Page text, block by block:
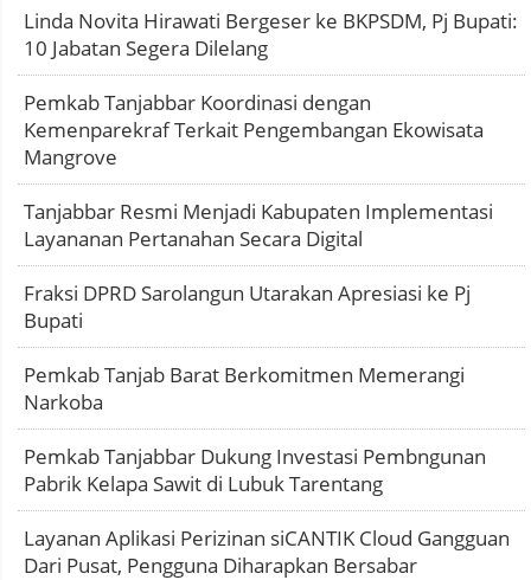
Linda Novita Hirawati Bergeser ke BKPSDM, Pj Bupati:
10 Jabatan Segera Dilelang
Pemkab Tanjabbar Koordinasi dengan
Kemenparekraf Terkait Pengembangan Ekowisata
Mangrove
Tanjabbar Resmi Menjadi Kabupaten Implementasi
Layananan Pertanahan Secara Digital
Fraksi DPRD Sarolangun Utarakan Apresiasi ke Pj
Bupati
Pemkab Tanjab Barat Berkomitmen Memerangi
Narkoba
Pemkab Tanjabbar Dukung Investasi Pembngunan
Pabrik Kelapa Sawit di Lubuk Tarentang
Layanan Aplikasi Perizinan siCANTIK Cloud Gangguan
Dari Pusat, Pengguna Diharapkan Bersabar